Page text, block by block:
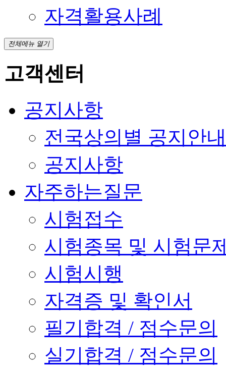
자격활용사례
전체메뉴 열기
고객센터
공지사항
전국상의별 공지안내
공지사항
자주하는질문
시험접수
시험종목 및 시험문
시험시행
자격증 및 확인서
필기합격 / 점수문의
실기합격 / 점수문의